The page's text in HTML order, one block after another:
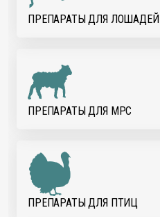
ПРЕПАРАТЫ ДЛЯ ЛОШАДЕЙ
ПРЕПАРАТЫ ДЛЯ МРС
ПРЕПАРАТЫ ДЛЯ ПТИЦ